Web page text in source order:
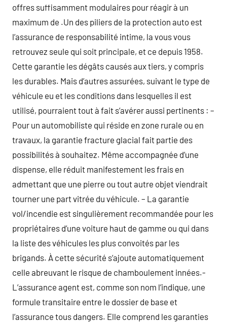
offres suffisamment modulaires pour réagir à un
maximum de .Un des piliers de la protection auto est
l’assurance de responsabilité intime, la vous vous
retrouvez seule qui soit principale, et ce depuis 1958.
Cette garantie les dégâts causés aux tiers, y compris
les durables. Mais d’autres assurées, suivant le type de
véhicule eu et les conditions dans lesquelles il est
utilisé, pourraient tout à fait s’avérer aussi pertinents : –
Pour un automobiliste qui réside en zone rurale ou en
travaux, la garantie fracture glacial fait partie des
possibilités à souhaitez. Même accompagnée d’une
dispense, elle réduit manifestement les frais en
admettant que une pierre ou tout autre objet viendrait
tourner une part vitrée du véhicule. – La garantie
vol/incendie est singulièrement recommandée pour les
propriétaires d’une voiture haut de gamme ou qui dans
la liste des véhicules les plus convoités par les
brigands. À cette sécurité s’ajoute automatiquement
celle abreuvant le risque de chamboulement innées.-
L’assurance agent est, comme son nom l’indique, une
formule transitaire entre le dossier de base et
l’assurance tous dangers. Elle comprend les garanties